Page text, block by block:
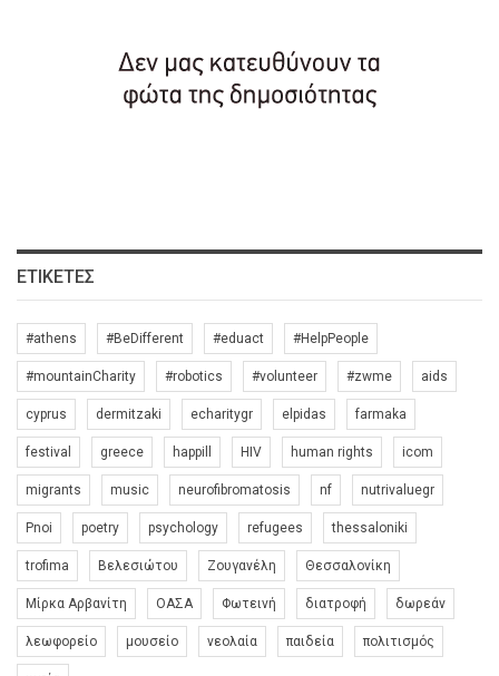
ΕΤΙΚΈΤΕΣ
#athens #BeDifferent #eduact #HelpPeople
#mountainCharity #robotics #volunteer #zwme aids
cyprus dermitzaki echaritygr elpidas farmaka
festival greece happill HIV human rights icom
migrants music neurofibromatosis nf nutrivaluegr
Pnoi poetry psychology refugees thessaloniki
trofima Βελεσιώτου Ζουγανέλη Θεσσαλονίκη
Μίρκα Αρβανίτη ΟΑΣΑ Φωτεινή διατροφή δωρεάν
λεωφορείο μουσείο νεολαία παιδεία πολιτισμός